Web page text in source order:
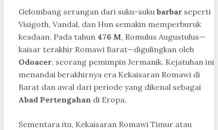
Gelombang serangan dari suku-suku barbar seperti
Visigoth, Vandal, dan Hun semakin memperburuk
keadaan. Pada tahun 476 M, Romulus Augustulus—
kaisar terakhir Romawi Barat—digulingkan oleh
Odoacer, seorang pemimpin Jermanik. Kejatuhan ini
menandai berakhirnya era Kekaisaran Romawi di
Barat dan awal dari periode yang dikenal sebagai
Abad Pertengahan di Eropa.
Sementara itu, Kekaisaran Romawi Timur atau